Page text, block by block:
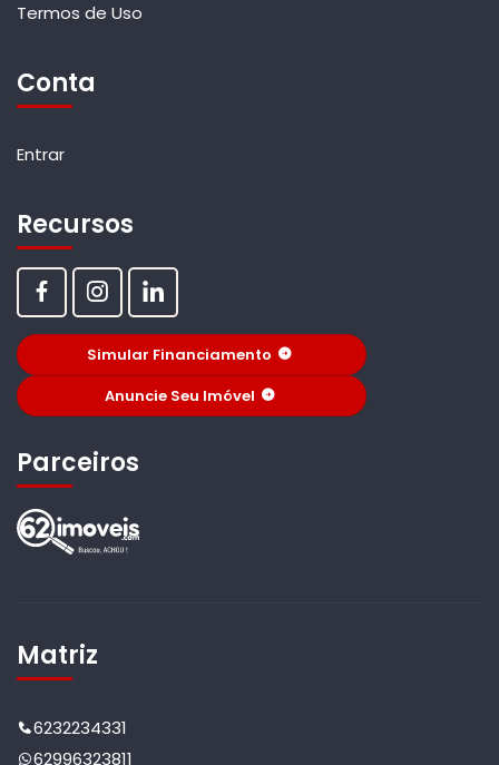
Termos de Uso
Conta
Entrar
Recursos
Simular Financiamento
Anuncie Seu Imóvel
Parceiros
Matriz
6232234331
62996323811